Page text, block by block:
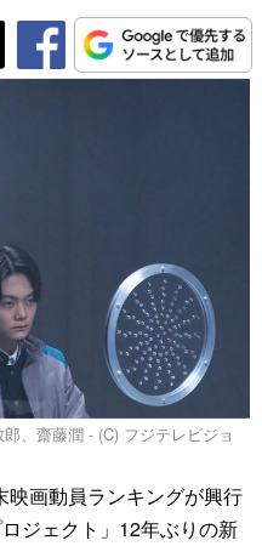
、齋藤潤 - (C) フジテレビジョ
画動員ランキングが興行
ジェクト」12年ぶりの新